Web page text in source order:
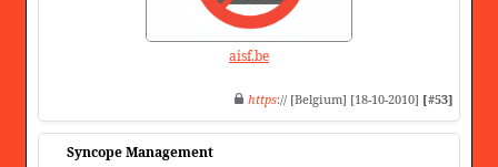
aisf.be
https:// [Belgium] [18-10-2010] [#53]
Syncope Management